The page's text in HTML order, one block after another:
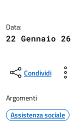
Data:
22 Gennaio 26
Condividi
Argomenti
Assistenza sociale